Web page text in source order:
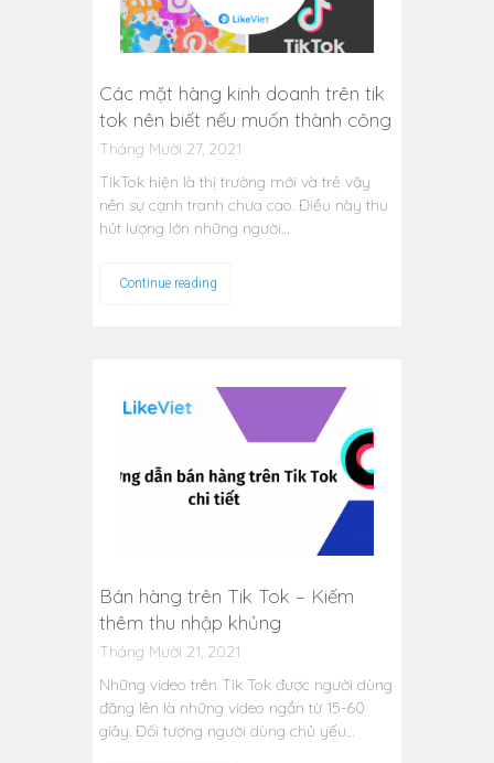
Các mặt hàng kinh doanh trên tik
tok nên biết nếu muốn thành công
Tháng Mười 27, 2021
TikTok hiện là thị trường mới và trẻ vậy
nên sự cạnh tranh chưa cao. Điều này thu
hút lượng lớn những người…
Continue reading
Bán hàng trên Tik Tok – Kiếm
thêm thu nhập khủng
Tháng Mười 21, 2021
Những video trên Tik Tok được người dùng
đăng lên là những video ngắn từ 15-60
giây. Đối tượng người dùng chủ yếu…